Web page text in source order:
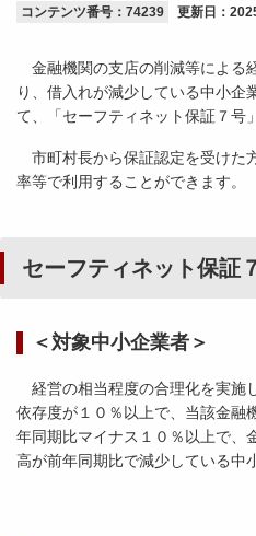
コンテンツ番号：74239 更新日：
金融機関の支店の削減等による
り、借入れが減少している中小企
て、「セーフティネット保証７号
市町村長から保証認定を受けた
率等で利用することができます。
セーフティネット保証
＜対象中小企業者＞
経営の相当程度の合理化を実施
依存度が１０％以上で、当該金融
年同期比マイナス１０％以上で、
高が前年同期比で減少している中